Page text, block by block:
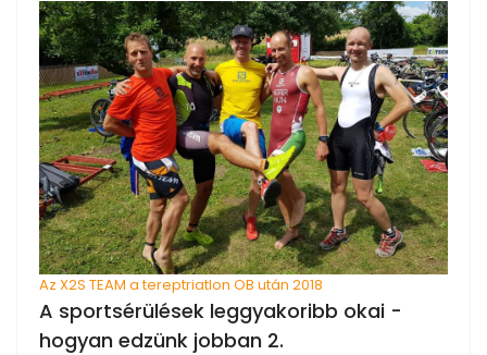
Az X2S TEAM a tereptriatlon OB után 2018
A sportsérülések leggyakoribb okai -
hogyan edzünk jobban 2.